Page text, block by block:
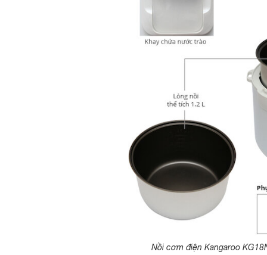
Nồi cơm điện Kangaroo